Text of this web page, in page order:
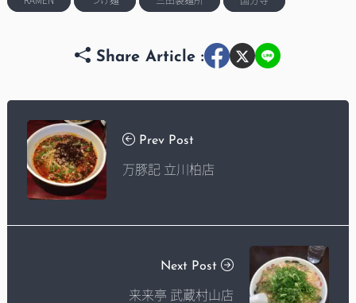
Share Article :
Prev Post
万豚記 立川柏店
Next Post
来来亭 武蔵村山店